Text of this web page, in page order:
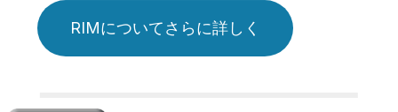
RIMについてさらに詳しく